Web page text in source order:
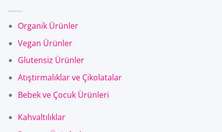
Organik Ürünler
Vegan Ürünler
Glutensiz Ürünler
Atıştırmalıklar ve Çikolatalar
Bebek ve Çocuk Ürünleri
Kahvaltılıklar